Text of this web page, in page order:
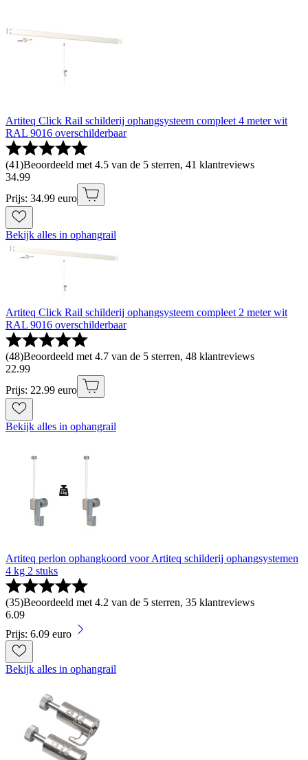
Artiteq Click Rail schilderij ophangsysteem compleet 4 meter wit
RAL 9016 overschilderbaar
(41)Beoordeeld met 4.5 van de 5 sterren, 41 klantreviews
34.99
Prijs: 34.99 euro
Bekijk alles in ophangrail
Artiteq Click Rail schilderij ophangsysteem compleet 2 meter wit
RAL 9016 overschilderbaar
(48)Beoordeeld met 4.7 van de 5 sterren, 48 klantreviews
22.99
Prijs: 22.99 euro
Bekijk alles in ophangrail
Artiteq perlon ophangkoord voor Artiteq schilderij ophangsystemen
4 kg 2 stuks
(35)Beoordeeld met 4.2 van de 5 sterren, 35 klantreviews
6.09
Prijs: 6.09 euro
Bekijk alles in ophangrail